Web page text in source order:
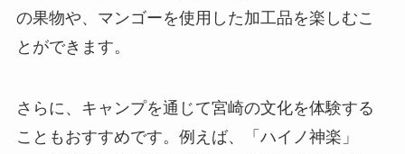
の果物や、マンゴーを使用した加工品を楽しむこ
とができます。
さらに、キャンプを通じて宮崎の文化を体験する
こともおすすめです。例えば、「ハイノ神楽」